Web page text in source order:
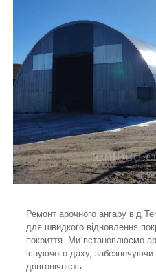
Ремонт арочного ангару від
для швидкого відновлення
покриття. Ми встановлюємо
існуючого даху, забезпечуючи
довговічність.